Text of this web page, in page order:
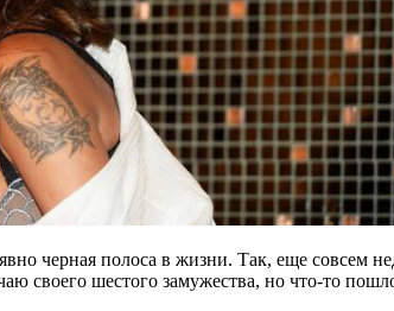
черная полоса в жизни. Так, еще совсем
своего шестого замужества, но что-то